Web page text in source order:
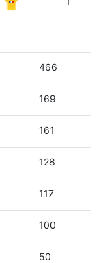
466
169
161
128
117
100
50